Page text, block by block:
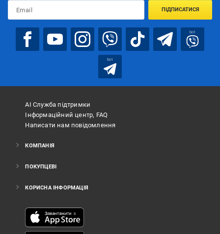
ПІДПИСАТИСЯ
bot
bot
АІ Служба підтримки
Інформаційний центр, FAQ
Написати нам повідомлення
КОМПАНІЯ
ПОКУПЦЕВІ
КОРИСНА ІНФОРМАЦІЯ